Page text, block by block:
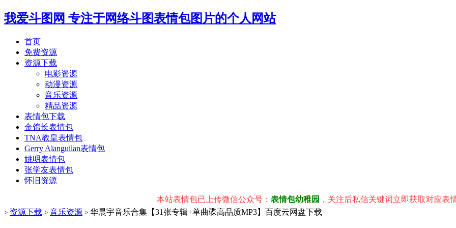
我爱斗图网 专注于网络斗图表情包图片的个人网站
首页
免费资源
资源下载
电影资源
动漫资源
音乐资源
精品资源
表情包下载
金馆长表情包
TNA教皇表情包
Gerry Alanguilan表情包
姚明表情包
张学友表情包
怀旧资源
本站表情包已上传微信公众号：表情包幼稚园，关注后私信关键词立即获取对应表情包
> 资源下载 > 音乐资源 > 华晨宇音乐合集【31张专辑+单曲碟高品质MP3】百度云网盘下载